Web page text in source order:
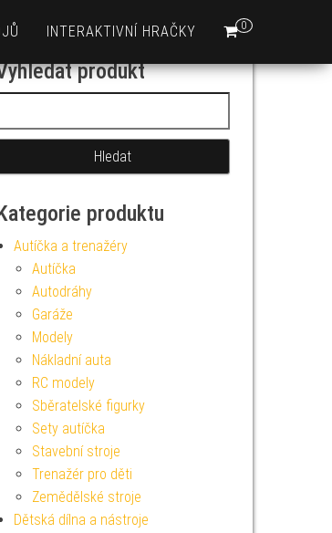
0
INTERAKTIVNÍ HRAČKY
produkt
produktu
Autíčka a trenažéry
Autíčka
Autodráhy
Garáže
Modely
Nákladní auta
RC modely
Sběratelské figurky
Sety autíčka
Stavební stroje
Trenažér pro děti
Zemědělské stroje
Dětská dílna a nástroje